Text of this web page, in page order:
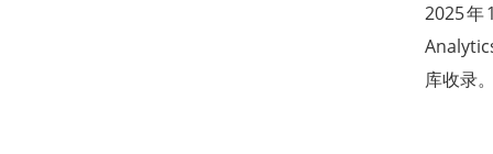
2025年
库收录